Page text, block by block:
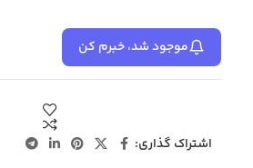
موجود شد، خبرم کن
اشتراک گذاری: